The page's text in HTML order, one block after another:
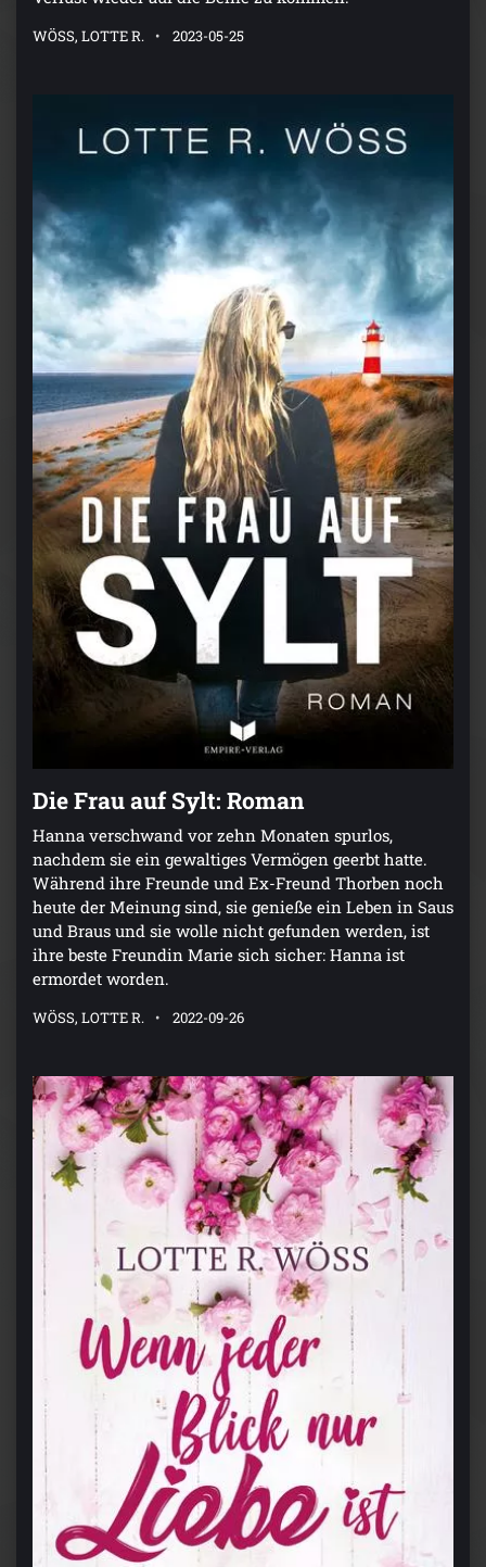
WÖSS, LOTTE R. 2023-05-25
Die Frau auf Sylt: Roman
Hanna verschwand vor zehn Monaten spurlos,
nachdem sie ein gewaltiges Vermögen geerbt hatte.
Während ihre Freunde und Ex-Freund Thorben noch
heute der Meinung sind, sie genieße ein Leben in Saus
und Braus und sie wolle nicht gefunden werden, ist
ihre beste Freundin Marie sich sicher: Hanna ist
ermordet worden.
WÖSS, LOTTE R. 2022-09-26